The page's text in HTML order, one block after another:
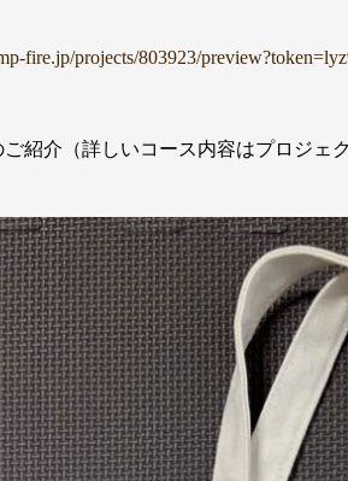
fire.jp/projects/803923/
紹介（詳しいコース内容はプロジェ